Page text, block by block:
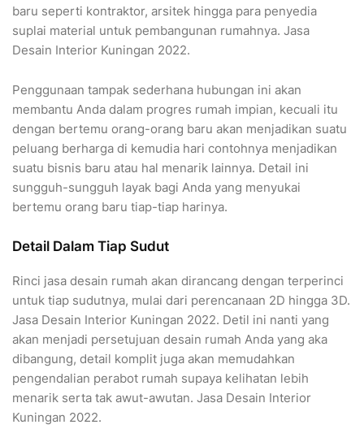
baru seperti kontraktor, arsitek hingga para penyedia
suplai material untuk pembangunan rumahnya. Jasa
Desain Interior Kuningan 2022.
Penggunaan tampak sederhana hubungan ini akan
membantu Anda dalam progres rumah impian, kecuali itu
dengan bertemu orang-orang baru akan menjadikan suatu
peluang berharga di kemudia hari contohnya menjadikan
suatu bisnis baru atau hal menarik lainnya. Detail ini
sungguh-sungguh layak bagi Anda yang menyukai
bertemu orang baru tiap-tiap harinya.
Detail Dalam Tiap Sudut
Rinci jasa desain rumah akan dirancang dengan terperinci
untuk tiap sudutnya, mulai dari perencanaan 2D hingga 3D.
Jasa Desain Interior Kuningan 2022. Detil ini nanti yang
akan menjadi persetujuan desain rumah Anda yang aka
dibangung, detail komplit juga akan memudahkan
pengendalian perabot rumah supaya kelihatan lebih
menarik serta tak awut-awutan. Jasa Desain Interior
Kuningan 2022.